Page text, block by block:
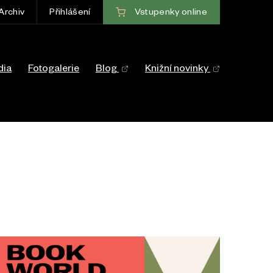
Přihlášení Vstupenky online
Fotogalerie Blog Knižní novinky